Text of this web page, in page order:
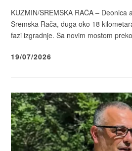
KUZMIN/SREMSKA RAČA – Deonica
Sremska Rača, duga oko 18
fazi izgradnje. Sa novim mostom
19/07/2026